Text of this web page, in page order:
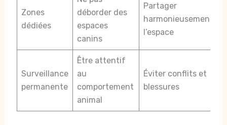
Zones
dédiées
déborder des
espaces
canins
Partager
harmonieusement
l’espace
Surveillance
permanente
Être attentif
au
comportement
animal
Éviter conflits et
blessures